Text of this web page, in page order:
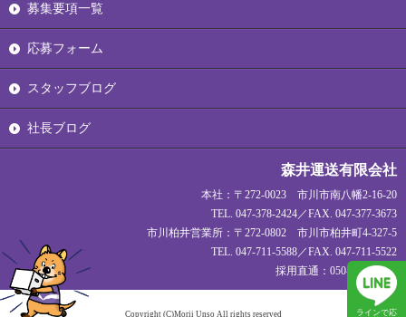
募集要項一覧
応募フォーム
スタッフブログ
社長ブログ
森井運送有限会社
本社：〒272-0023 市川市南八幡2-16-20
TEL. 047-378-2424／FAX. 047-377-3673
市川柏井営業所：〒272-0802 市川市柏井町4-327-5
TEL. 047-711-5588／FAX. 047-711-5522
採用直通：050-1720-1927
Copyright (C)Morii Unso All rights reserved
ラインで応